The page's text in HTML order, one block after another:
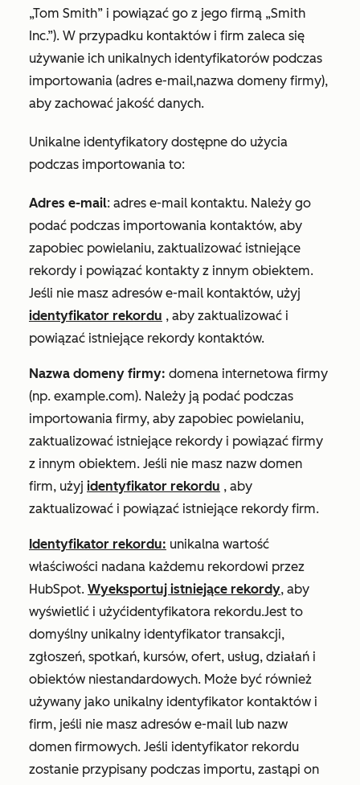
„Tom Smith” i powiązać go z jego firmą „Smith
Inc.”). W przypadku kontaktów i firm zaleca się
używanie ich unikalnych identyfikatorów podczas
importowania (adres e-mail,nazwa domeny firmy),
aby zachować jakość danych.
Unikalne identyfikatory dostępne do użycia
podczas importowania to:
Adres e-mail: adres e-mail kontaktu. Należy go
podać podczas importowania kontaktów, aby
zapobiec powielaniu, zaktualizować istniejące
rekordy i powiązać kontakty z innym obiektem.
Jeśli nie masz adresów e-mail kontaktów, użyj
identyfikator rekordu , aby zaktualizować i
powiązać istniejące rekordy kontaktów.
Nazwa domeny firmy: domena internetowa firmy
(np. example.com). Należy ją podać podczas
importowania firmy, aby zapobiec powielaniu,
zaktualizować istniejące rekordy i powiązać firmy
z innym obiektem. Jeśli nie masz nazw domen
firm, użyj identyfikator rekordu , aby
zaktualizować i powiązać istniejące rekordy firm.
Identyfikator rekordu: unikalna wartość
właściwości nadana każdemu rekordowi przez
HubSpot. Wyeksportuj istniejące rekordy, aby
wyświetlić i użyćidentyfikatora rekordu.Jest to
domyślny unikalny identyfikator transakcji,
zgłoszeń, spotkań, kursów, ofert, usług, działań i
obiektów niestandardowych. Może być również
używany jako unikalny identyfikator kontaktów i
firm, jeśli nie masz adresów e-mail lub nazw
domen firmowych. Jeśli identyfikator rekordu
zostanie przypisany podczas importu, zastąpi on